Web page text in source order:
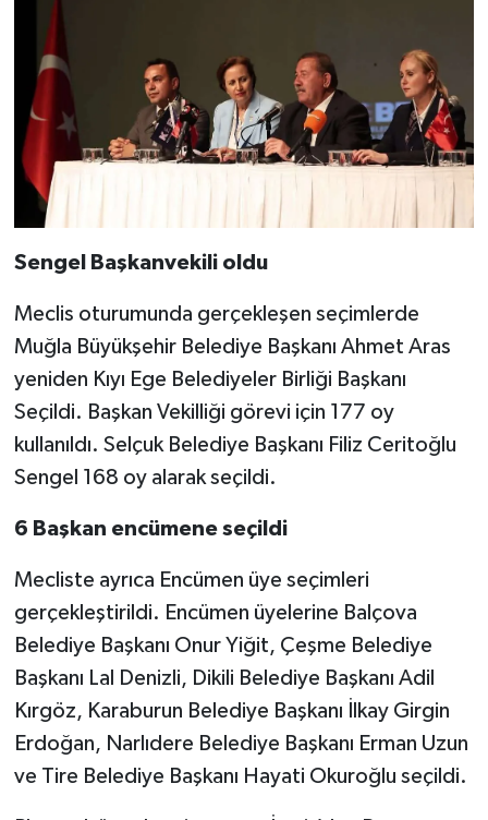
Sengel Başkanvekili oldu
Meclis oturumunda gerçekleşen seçimlerde
Muğla Büyükşehir Belediye Başkanı Ahmet Aras
yeniden Kıyı Ege Belediyeler Birliği Başkanı
Seçildi. Başkan Vekilliği görevi için 177 oy
kullanıldı. Selçuk Belediye Başkanı Filiz Ceritoğlu
Sengel 168 oy alarak seçildi.
6 Başkan encümene seçildi
Mecliste ayrıca Encümen üye seçimleri
gerçekleştirildi. Encümen üyelerine Balçova
Belediye Başkanı Onur Yiğit, Çeşme Belediye
Başkanı Lal Denizli, Dikili Belediye Başkanı Adil
Kırgöz, Karaburun Belediye Başkanı İlkay Girgin
Erdoğan, Narlıdere Belediye Başkanı Erman Uzun
ve Tire Belediye Başkanı Hayati Okuroğlu seçildi.